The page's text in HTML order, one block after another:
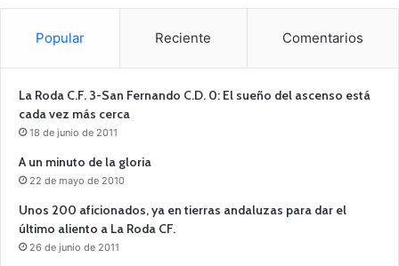
Popular Reciente Comentarios
La Roda C.F. 3-San Fernando C.D. 0: El sueño del ascenso está
cada vez más cerca
18 de junio de 2011
A un minuto de la gloria
22 de mayo de 2010
Unos 200 aficionados, ya en tierras andaluzas para dar el
último aliento a La Roda CF.
26 de junio de 2011